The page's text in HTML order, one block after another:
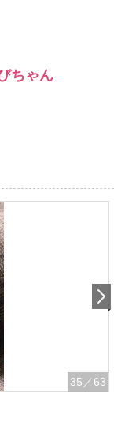
ちゃん
35 ／63